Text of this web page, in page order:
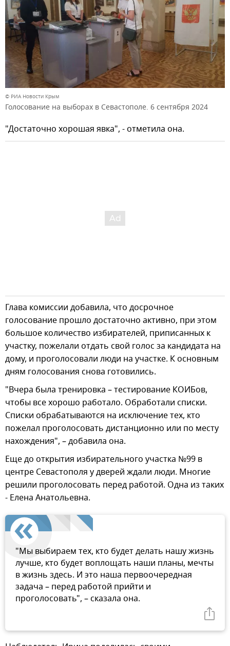
© РИА Новости Крым
Голосование на выборах в Севастополе. 6 сентября 2024
"Достаточно хорошая явка", - отметила она.
Глава комиссии добавила, что досрочное
голосование прошло достаточно активно, при этом
большое количество избирателей, приписанных к
участку, пожелали отдать свой голос за кандидата на
дому, и проголосовали люди на участке. К основным
дням голосования снова готовились.
"Вчера была тренировка – тестирование КОИБов,
чтобы все хорошо работало. Обработали списки.
Списки обрабатываются на исключение тех, кто
пожелал проголосовать дистанционно или по месту
нахождения", – добавила она.
Еще до открытия избирательного участка №99 в
центре Севастополя у дверей ждали люди. Многие
решили проголосовать перед работой. Одна из таких
- Елена Анатольевна.
"Мы выбираем тех, кто будет делать нашу жизнь
лучше, кто будет воплощать наши планы, мечты
в жизнь здесь. И это наша первоочередная
задача – перед работой прийти и
проголосовать", – сказала она.